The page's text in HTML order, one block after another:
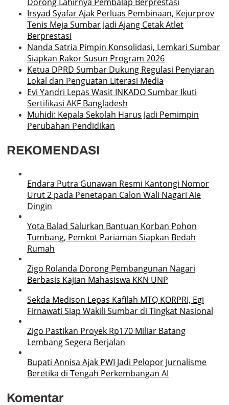
Irsyad Syafar Ajak Perluas Pembinaan, Kejurprov
Tenis Meja Sumbar Jadi Ajang Cetak Atlet
Berprestasi
Nanda Satria Pimpin Konsolidasi, Lemkari Sumbar
Siapkan Rakor Susun Program 2026
Ketua DPRD Sumbar Dukung Regulasi Penyiaran
Lokal dan Penguatan Literasi Media
Evi Yandri Lepas Wasit INKADO Sumbar Ikuti
Sertifikasi AKF Bangladesh
Muhidi: Kepala Sekolah Harus Jadi Pemimpin
Perubahan Pendidikan
REKOMENDASI
Endara Putra Gunawan Resmi Kantongi Nomor
Urut 2 pada Penetapan Calon Wali Nagari Aie
Dingin
Yota Balad Salurkan Bantuan Korban Pohon
Tumbang, Pemkot Pariaman Siapkan Bedah
Rumah
Zigo Rolanda Dorong Pembangunan Nagari
Berbasis Kajian Mahasiswa KKN UNP
Sekda Medison Lepas Kafilah MTQ KORPRI, Egi
Firnawati Siap Wakili Sumbar di Tingkat Nasional
Zigo Pastikan Proyek Rp170 Miliar Batang
Lembang Segera Berjalan
Bupati Annisa Ajak PWI Jadi Pelopor Jurnalisme
Beretika di Tengah Perkembangan AI
Komentar